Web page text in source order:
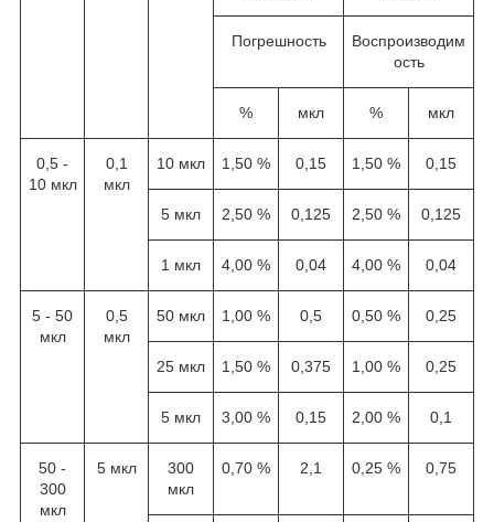
Погрешность
Воспроизводим
ость
% мкл % мкл
0,5 -
10 мкл
0,1
мкл
10 мкл 1,50 % 0,15 1,50 % 0,15
5 мкл 2,50 % 0,125 2,50 % 0,125
1 мкл 4,00 % 0,04 4,00 % 0,04
5 - 50
мкл
0,5
мкл
50 мкл 1,00 % 0,5 0,50 % 0,25
25 мкл 1,50 % 0,375 1,00 % 0,25
5 мкл 3,00 % 0,15 2,00 % 0,1
50 -
300
мкл
5 мкл
300
мкл
0,70 % 2,1 0,25 % 0,75